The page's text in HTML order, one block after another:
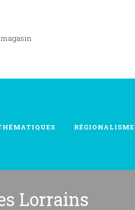
RÉGIONALISME
Lorrains